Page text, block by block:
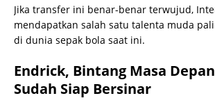
Jika transfer ini benar-benar terwujud,
mendapatkan salah satu talenta muda
di dunia sepak bola saat ini.
Endrick, Bintang Masa
Sudah Siap Bersinar